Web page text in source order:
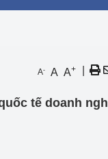
động của Lãnh
2026
A- A A+
tế doanh